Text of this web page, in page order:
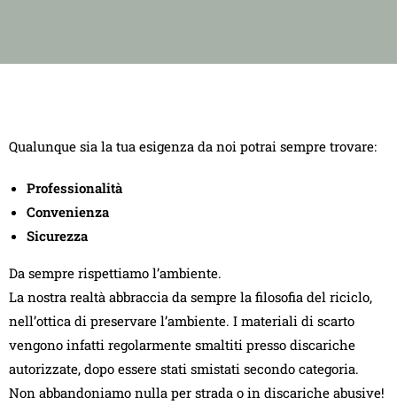
Qualunque sia la tua esigenza da noi potrai sempre trovare:
Professionalità
Convenienza
Sicurezza
Da sempre rispettiamo l’ambiente.
La nostra realtà abbraccia da sempre la filosofia del riciclo,
nell’ottica di preservare l’ambiente. I materiali di scarto
vengono infatti regolarmente smaltiti presso discariche
autorizzate, dopo essere stati smistati secondo categoria.
Non abbandoniamo nulla per strada o in discariche abusive!